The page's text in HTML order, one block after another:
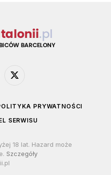
X
PRYWATNOŚCI
SERWISU
18 lat. Hazard może
Szczegóły